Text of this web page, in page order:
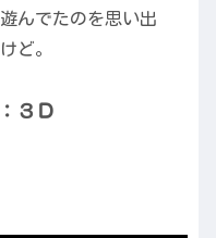
んでたのを思い出
ど。
３Ｄ